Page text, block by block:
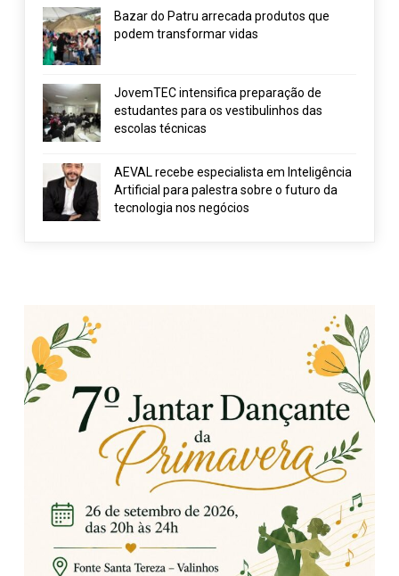
Bazar do Patru arrecada produtos que
podem transformar vidas
JovemTEC intensifica preparação de
estudantes para os vestibulinhos das
escolas técnicas
AEVAL recebe especialista em Inteligência
Artificial para palestra sobre o futuro da
tecnologia nos negócios